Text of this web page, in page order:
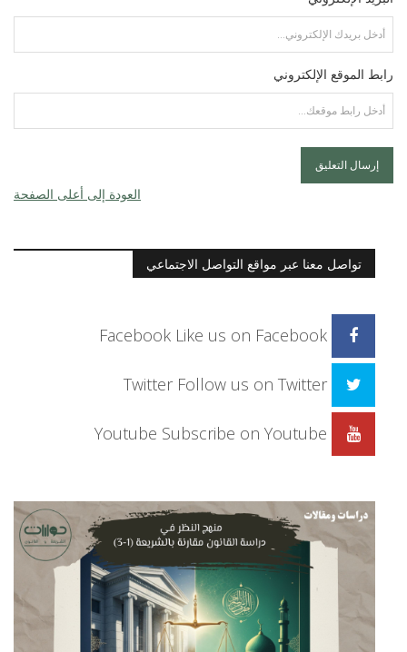
رابط الموقع الإلكتروني
العودة إلى أعلى الصفحة
تواصل معنا عبر مواقع التواصل الاجتماعي
Facebook Like us on Facebook
Twitter Follow us on Twitter
Youtube Subscribe on Youtube